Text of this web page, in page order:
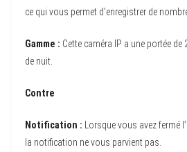
ce qui vous permet d’enregistrer de
Gamme : Cette caméra IP a une portée
de nuit.
Contre
Notification :
Lorsque vous avez fermé
la notification ne vous parvient pas.